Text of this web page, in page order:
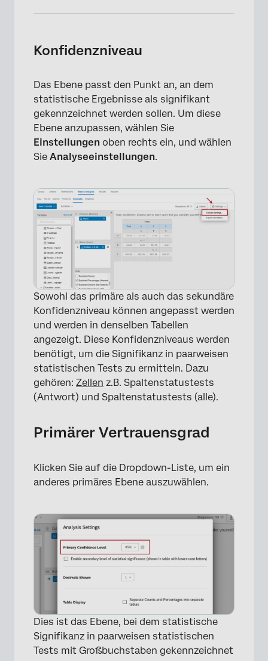
×
×
Konfidenzniveau
Das Ebene passt den Punkt an, an dem
statistische Ergebnisse als signifikant
gekennzeichnet werden sollen. Um diese
Ebene anzupassen, wählen Sie
Einstellungen oben rechts ein, und wählen
Sie Analyseeinstellungen.
Sowohl das primäre als auch das sekundäre
Konfidenzniveau können angepasst werden
und werden in denselben Tabellen
angezeigt. Diese Konfidenzniveaus werden
benötigt, um die Signifikanz in paarweisen
statistischen Tests zu ermitteln. Dazu
gehören: Zellen z.B. Spaltenstatustests
(Antwort) und Spaltenstatustests (alle).
Primärer Vertrauensgrad
Klicken Sie auf die Dropdown-Liste, um ein
anderes primäres Ebene auszuwählen.
Dies ist das Ebene, bei dem statistische
Signifikanz in paarweisen statistischen
Tests mit Großbuchstaben gekennzeichnet